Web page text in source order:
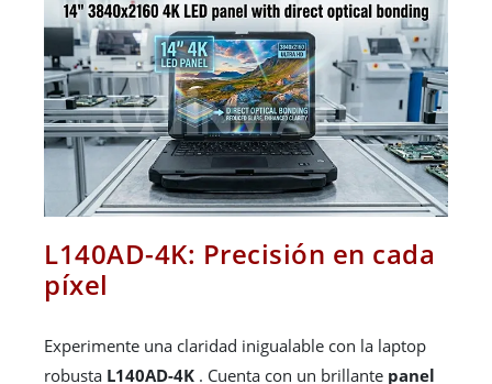
L140AD-4K: Precisión en cada
píxel
Experimente una claridad inigualable con la laptop
robusta L140AD-4K . Cuenta con un brillante panel